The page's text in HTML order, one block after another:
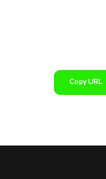
Copy URL